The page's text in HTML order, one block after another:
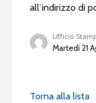
all’indirizzo di
Ufficio
Martedì 21
Torna alla lista